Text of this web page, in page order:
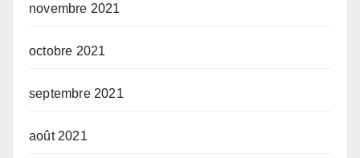
novembre 2021
octobre 2021
septembre 2021
août 2021